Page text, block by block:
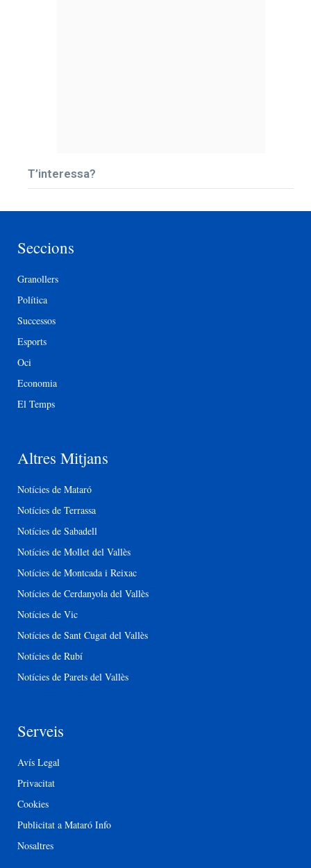
T’interessa?
Seccions
Granollers
Política
Successos
Esports
Oci
Economia
El Temps
Altres Mitjans
Notícies de Mataró
Notícies de Terrassa
Notícies de Sabadell
Notícies de Mollet del Vallès
Notícies de Montcada i Reixac
Notícies de Cerdanyola del Vallès
Notícies de Vic
Notícies de Sant Cugat del Vallès
Notícies de Rubí
Notícies de Parets del Vallès
Serveis
Avís Legal
Privacitat
Cookies
Publicitat a Mataró Info
Nosaltres